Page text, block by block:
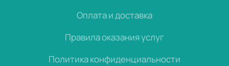
Оплата и доставка
Правила оказания услуг
Политика конфиденциальности